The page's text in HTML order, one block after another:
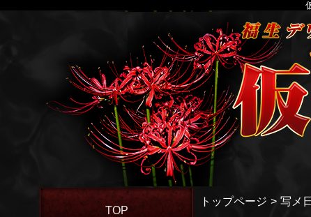
TOP
トップページ 写メ